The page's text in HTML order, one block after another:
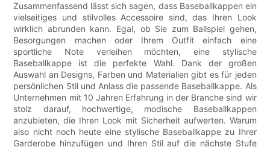
Zusammenfassend lässt sich sagen, dass Baseballkappen ein
vielseitiges und stilvolles Accessoire sind, das Ihren Look
wirklich abrunden kann. Egal, ob Sie zum Ballspiel gehen,
Besorgungen machen oder Ihrem Outfit einfach eine
sportliche Note verleihen möchten, eine stylische
Baseballkappe ist die perfekte Wahl. Dank der großen
Auswahl an Designs, Farben und Materialien gibt es für jeden
persönlichen Stil und Anlass die passende Baseballkappe. Als
Unternehmen mit 10 Jahren Erfahrung in der Branche sind wir
stolz darauf, hochwertige, modische Baseballkappen
anzubieten, die Ihren Look mit Sicherheit aufwerten. Warum
also nicht noch heute eine stylische Baseballkappe zu Ihrer
Garderobe hinzufügen und Ihren Stil auf die nächste Stufe